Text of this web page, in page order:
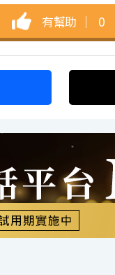
有幫助 ｜ 0